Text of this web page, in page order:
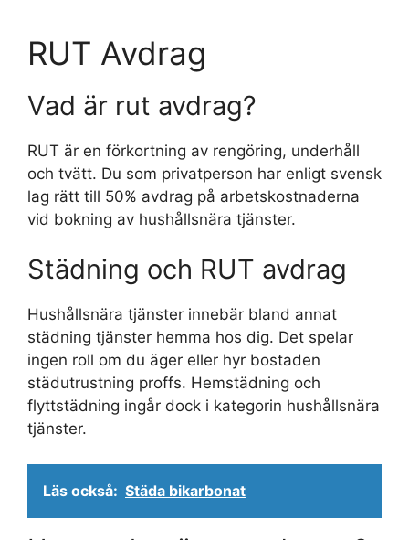
RUT Avdrag
Vad är rut avdrag?
RUT är en förkortning av rengöring, underhåll
och tvätt. Du som privatperson har enligt svensk
lag rätt till 50% avdrag på arbetskostnaderna
vid bokning av hushållsnära tjänster.
Städning och RUT avdrag
Hushållsnära tjänster innebär bland annat
städning tjänster hemma hos dig. Det spelar
ingen roll om du äger eller hyr bostaden
städutrustning proffs. Hemstädning och
flyttstädning ingår dock i kategorin hushållsnära
tjänster.
Läs också: Städa bikarbonat